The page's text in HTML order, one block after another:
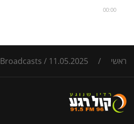
00:00
ראשי /
Broadcasts / 11.05.2025 | בא בביט